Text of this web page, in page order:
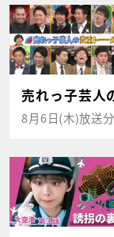
売れっ子芸人
8月6日(木)放送分